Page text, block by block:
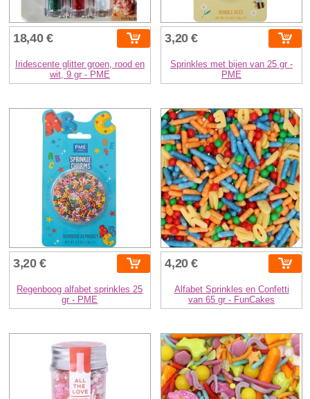
18,40 €
Iridescente glitter groen, rood en
wit, 9 gr - PME
3,20 €
Sprinkles met bijen van 25 gr -
PME
3,20 €
Regenboog alfabet sprinkles 25
gr - PME
4,20 €
Alfabet Sprinkles en Confetti
van 65 gr - FunCakes